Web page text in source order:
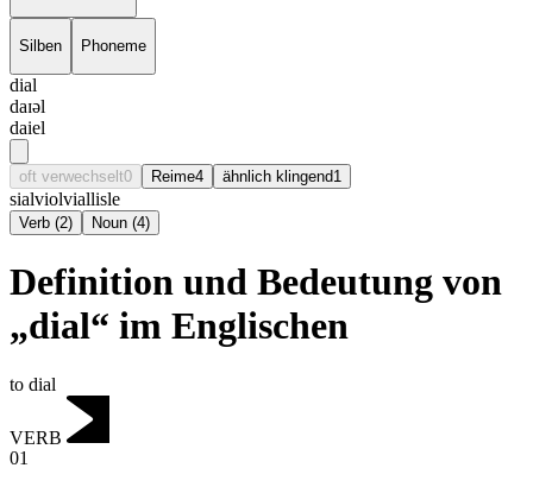
Silben Phoneme
dial
daɪəl
daiel
oft verwechselt0 Reime4 ähnlich klingend1
sialviolviallisle
Verb (2) Noun (4)
Definition und Bedeutung von
„dial“ im Englischen
to dial
VERB
01